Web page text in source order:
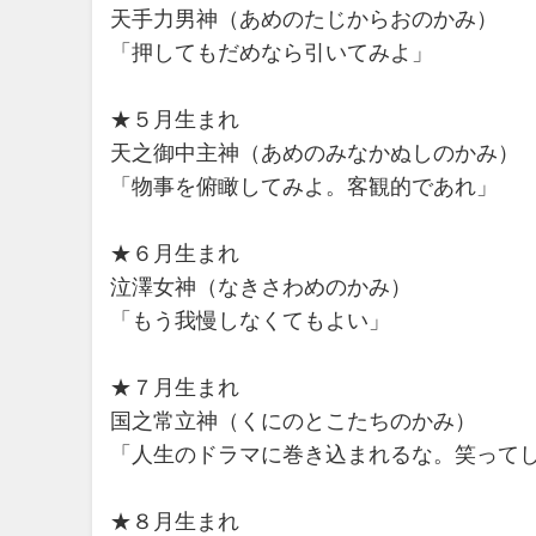
天手力男神（あめのたじからおのかみ）
「押してもだめなら引いてみよ」
★５月生まれ
天之御中主神（あめのみなかぬしのかみ）
「物事を俯瞰してみよ。客観的であれ」
★６月生まれ
泣澤女神（なきさわめのかみ）
「もう我慢しなくてもよい」
★７月生まれ
国之常立神（くにのとこたちのかみ）
「人生のドラマに巻き込まれるな。笑って
★８月生まれ